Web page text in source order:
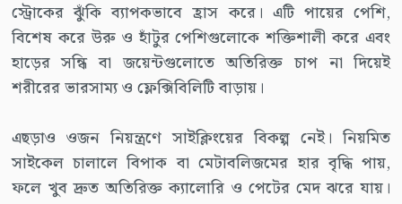
স্ট্রোকের ঝুঁকি ব্যাপকভাবে হ্রাস করে। এটি পায়ের পেশি,
বিশেষ করে উরু ও হাঁটুর পেশিগুলোকে শক্তিশালী করে এবং
হাড়ের সন্ধি বা জয়েন্টগুলোতে অতিরিক্ত চাপ না দিয়েই
শরীরের ভারসাম্য ও ফ্লেক্সিবিলিটি বাড়ায়।
এছড়াও ওজন নিয়ন্ত্রণে সাইক্লিংয়ের বিকল্প নেই। নিয়মিত
সাইকেল চালালে বিপাক বা মেটাবলিজমের হার বৃদ্ধি পায়,
ফলে খুব দ্রুত অতিরিক্ত ক্যালোরি ও পেটের মেদ ঝরে যায়।